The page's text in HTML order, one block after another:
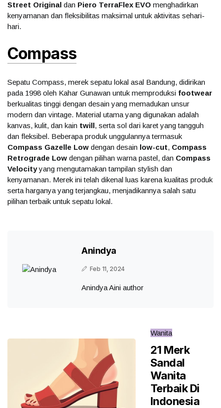
Street Original dan Piero TerraFlex EVO menghadirkan
kenyamanan dan fleksibilitas maksimal untuk aktivitas sehari-
hari.
Compass
Sepatu Compass, merek sepatu lokal asal Bandung, didirikan
pada 1998 oleh Kahar Gunawan untuk memproduksi footwear
berkualitas tinggi dengan desain yang memadukan unsur
modern dan vintage. Material utama yang digunakan adalah
kanvas, kulit, dan kain twill, serta sol dari karet yang tangguh
dan fleksibel. Beberapa produk unggulannya termasuk
Compass Gazelle Low dengan desain low-cut, Compass
Retrograde Low dengan pilihan warna pastel, dan Compass
Velocityyang mengutamakan tampilan stylish dan
kenyamanan. Merek ini telah dikenal luas karena kualitas produk
serta harganya yang terjangkau, menjadikannya salah satu
pilihan terbaik untuk sepatu lokal.
Anindya
Feb 11, 2024
Anindya Aini author
Wanita
21 Merk
Sandal
Wanita
Terbaik Di
Indonesia